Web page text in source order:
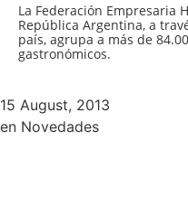
La Federación Empresaria
República Argentina, a
país, agrupa a más de
gastronómicos.
15 August, 2013
en Novedades